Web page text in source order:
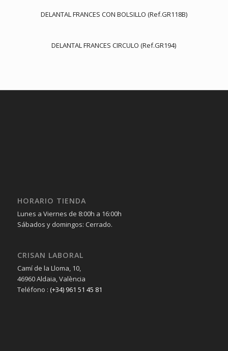
DELANTAL FRANCES CON BOLSILLO (Ref.GR118B)
DELANTAL FRANCES CIRCULO (Ref.GR194)
HORARIO TIENDA
Lunes a Viernes de 8:00h a 16:00h
Sábados y domingos: Cerrado.
CRISAN LABORAL
Camí de la Lloma, 10,
46960 Aldaia, València
Teléfono : (+34) 961 51 45 81